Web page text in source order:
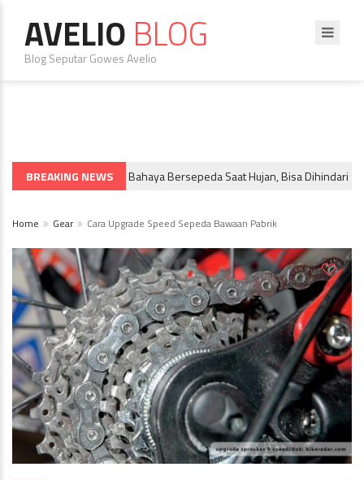
AVELIO BLOG
Blog Seputar Gowes Avelio
BREAKING NEWS
SPORTIF & BIKE TRAVEL 5 Bahaya Bersepeda Saat Hujan, Bisa Dihindari
Home Gear Cara Upgrade Speed Sepeda Bawaan Pabrik